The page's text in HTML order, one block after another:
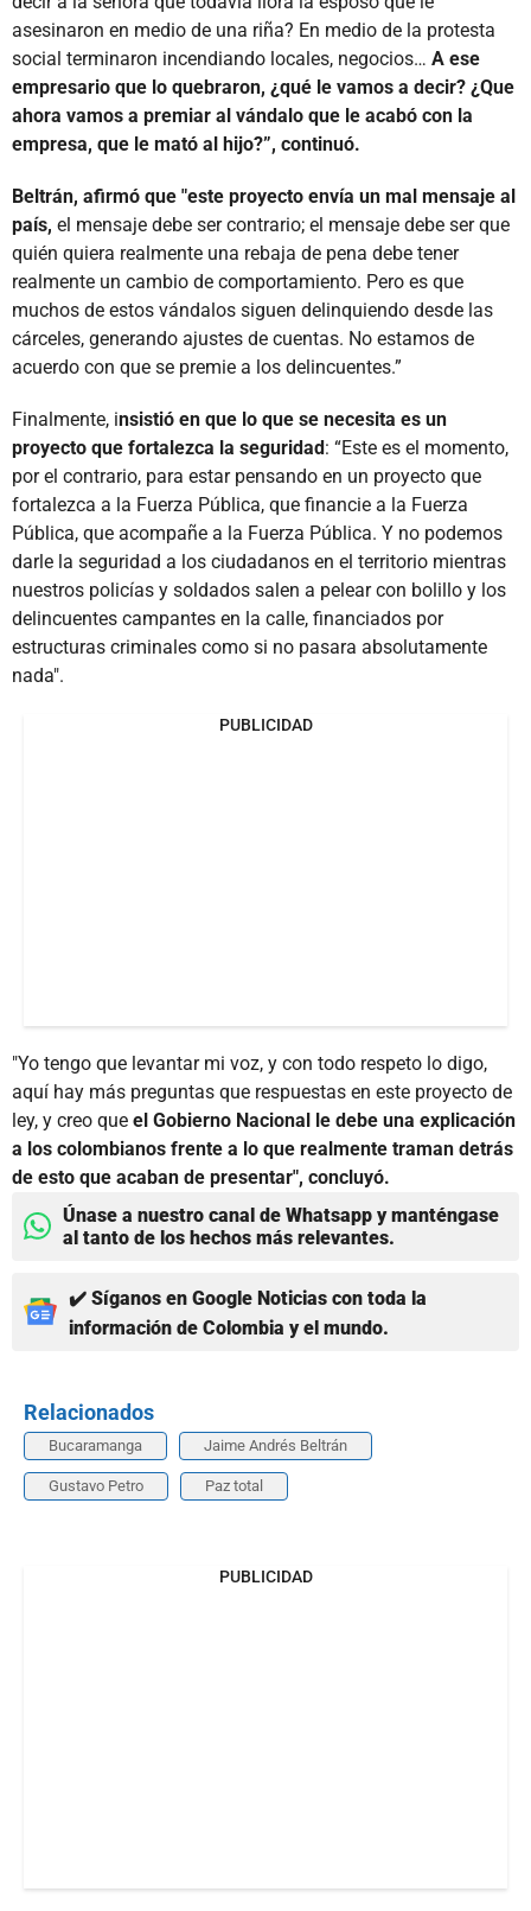
asesinaron en medio de una riña? En medio de la protesta
social terminaron incendiando locales, negocios… A ese
empresario que lo quebraron, ¿qué le vamos a decir? ¿Que
ahora vamos a premiar al vándalo que le acabó con la
empresa, que le mató al hijo?”, continuó.
Beltrán, afirmó que "este proyecto envía un mal mensaje al
país, el mensaje debe ser contrario; el mensaje debe ser que
quién quiera realmente una rebaja de pena debe tener
realmente un cambio de comportamiento. Pero es que
muchos de estos vándalos siguen delinquiendo desde las
cárceles, generando ajustes de cuentas. No estamos de
acuerdo con que se premie a los delincuentes.”
Finalmente, insistió en que lo que se necesita es un
proyecto que fortalezca la seguridad: “Este es el momento,
por el contrario, para estar pensando en un proyecto que
fortalezca a la Fuerza Pública, que financie a la Fuerza
Pública, que acompañe a la Fuerza Pública. Y no podemos
darle la seguridad a los ciudadanos en el territorio mientras
nuestros policías y soldados salen a pelear con bolillo y los
delincuentes campantes en la calle, financiados por
estructuras criminales como si no pasara absolutamente
nada".
PUBLICIDAD
"Yo tengo que levantar mi voz, y con todo respeto lo digo,
aquí hay más preguntas que respuestas en este proyecto de
ley, y creo que el Gobierno Nacional le debe una explicación
a los colombianos frente a lo que realmente traman detrás
de esto que acaban de presentar", concluyó.
Únase a nuestro canal de Whatsapp y manténgase
al tanto de los hechos más relevantes.
✔️ Síganos en Google Noticias con toda la
información de Colombia y el mundo.
Relacionados
Bucaramanga Jaime Andrés Beltrán
Gustavo Petro Paz total
PUBLICIDAD